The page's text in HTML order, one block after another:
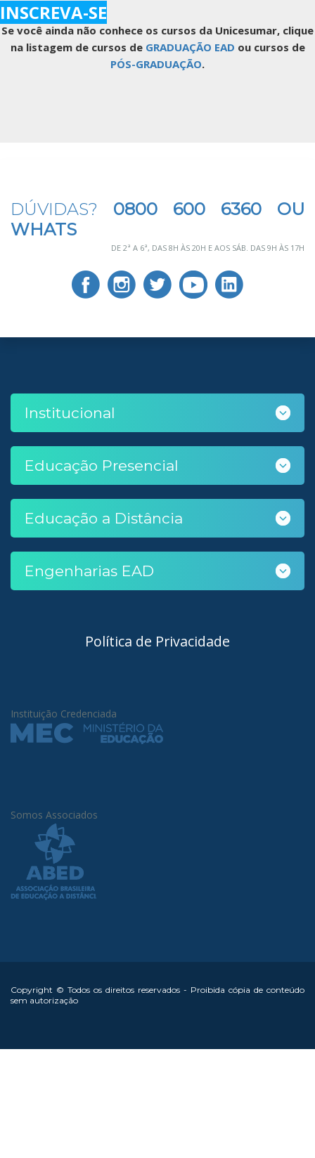
INSCREVA-SE
Se você ainda não conhece os cursos da Unicesumar, clique
na listagem de cursos de GRADUAÇÃO EAD ou cursos de
PÓS-GRADUAÇÃO.
DÚVIDAS? 0800 600 6360 OU
WHATS
DE 2ª A 6ª, DAS 8H ÀS 20H E AOS SÁB. DAS 9H ÀS 17H
Institucional
Educação Presencial
Educação a Distância
Engenharias EAD
Política de Privacidade
Instituição Credenciada
Somos Associados
Copyright © Todos os direitos reservados - Proibida cópia de conteúdo
sem autorização